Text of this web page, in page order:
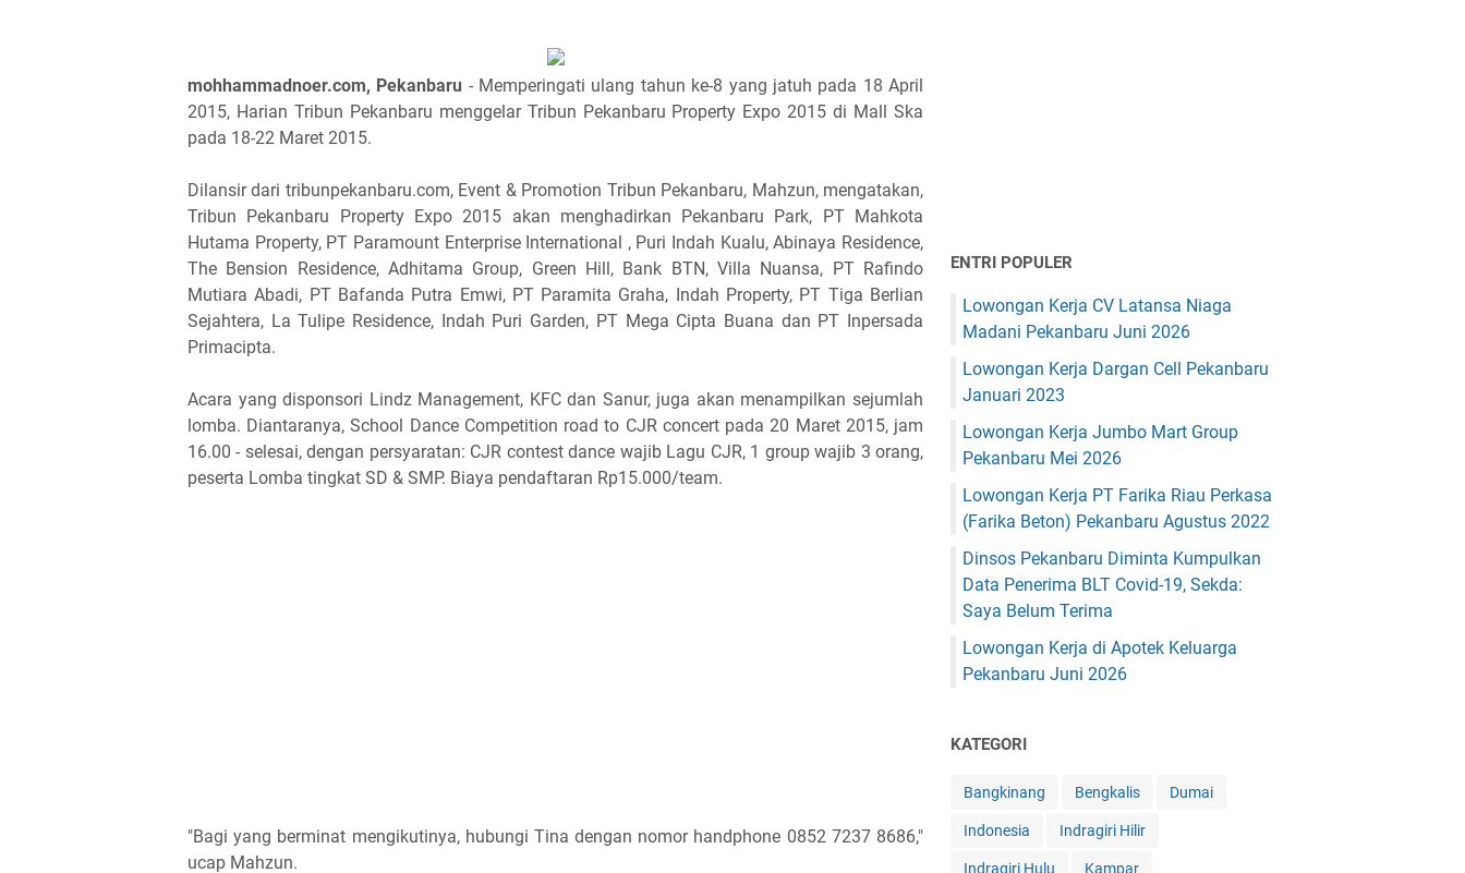
mohhammadnoer.com, Pekanbaru - Memperingati ulang tahun ke-8 yang jatuh pada 18 April
2015, Harian Tribun Pekanbaru menggelar Tribun Pekanbaru Property Expo 2015 di Mall Ska
pada 18-22 Maret 2015.
Dilansir dari tribunpekanbaru.com, Event & Promotion Tribun Pekanbaru, Mahzun, mengatakan,
Tribun Pekanbaru Property Expo 2015 akan menghadirkan Pekanbaru Park, PT Mahkota
Hutama Property, PT Paramount Enterprise International , Puri Indah Kualu, Abinaya Residence,
The Bension Residence, Adhitama Group, Green Hill, Bank BTN, Villa Nuansa, PT Rafindo
Mutiara Abadi, PT Bafanda Putra Emwi, PT Paramita Graha, Indah Property, PT Tiga Berlian
Sejahtera, La Tulipe Residence, Indah Puri Garden, PT Mega Cipta Buana dan PT Inpersada
Primacipta.
Acara yang disponsori Lindz Management, KFC dan Sanur, juga akan menampilkan sejumlah
lomba. Diantaranya, School Dance Competition road to CJR concert pada 20 Maret 2015, jam
16.00 - selesai, dengan persyaratan: CJR contest dance wajib Lagu CJR, 1 group wajib 3 orang,
peserta Lomba tingkat SD & SMP. Biaya pendaftaran Rp15.000/team.
"Bagi yang berminat mengikutinya, hubungi Tina dengan nomor handphone 0852 7237 8686,"
ucap Mahzun.
ENTRI POPULER
Lowongan Kerja CV Latansa Niaga
Madani Pekanbaru Juni 2026
Lowongan Kerja Dargan Cell Pekanbaru
Januari 2023
Lowongan Kerja Jumbo Mart Group
Pekanbaru Mei 2026
Lowongan Kerja PT Farika Riau Perkasa
(Farika Beton) Pekanbaru Agustus 2022
Dinsos Pekanbaru Diminta Kumpulkan
Data Penerima BLT Covid-19, Sekda:
Saya Belum Terima
Lowongan Kerja di Apotek Keluarga
Pekanbaru Juni 2026
KATEGORI
Bangkinang Bengkalis Dumai
Indonesia Indragiri Hilir
Indragiri Hulu Kampar